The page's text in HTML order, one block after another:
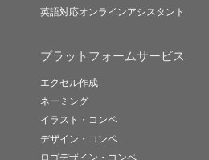
英語対応オンラインアシスタント
プラットフォームサービス
エクセル作成
ネーミング
イラスト・コンペ
デザイン・コンペ
ロゴデザイン・コンペ